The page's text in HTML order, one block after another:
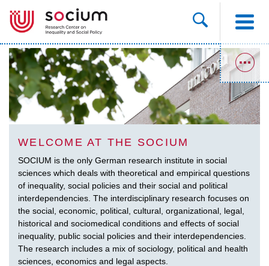
WELCOME AT THE SOCIUM
SOCIUM is the only German research institute in social
sciences which deals with theoretical and empirical questions
of inequality, social policies and their social and political
interdependencies. The interdisciplinary research focuses on
the social, economic, political, cultural, organizational, legal,
historical and sociomedical conditions and effects of social
inequality, public social policies and their interdependencies.
The research includes a mix of sociology, political and health
sciences, economics and legal aspects.